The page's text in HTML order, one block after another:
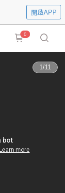
開啟APP
0
1/11